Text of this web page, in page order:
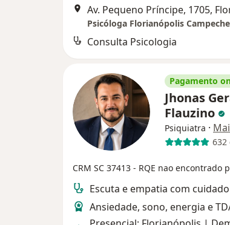
Av. Pequeno Príncipe, 1705,
Psicóloga Florianópolis
Consulta Psicologia
Pagamento
Jhonas
Flauzino
Psiquiatra ·
632
CRM SC 37413 - RQE nao encontrado
Escuta e empatia com
Ansiedade, sono, energia e